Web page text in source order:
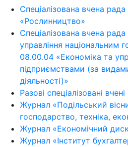
Спеціалізована вчена
«Рослинництво»
Спеціалізована вчена
управління національним
08.00.04 «Економіка та
підприємствами (за
діяльності)»
Разові спеціалізовані
Журнал «Подільський
господарство, техніка,
Журнал «Економічний
Журнал «Інститут